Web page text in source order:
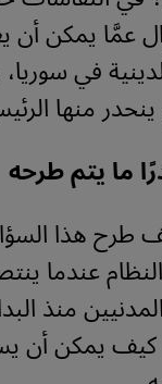
عمَّا يمكن أن
في
منها
ما يتم طرحه
طرح هذا
عندما
منذ
يمكن أن